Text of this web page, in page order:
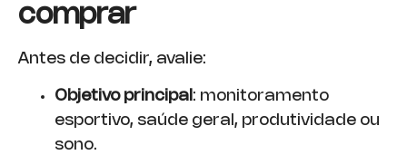
comprar
Antes de decidir, avalie:
Objetivo principal : monitoramento
esportivo, saúde geral, produtividade ou
sono.